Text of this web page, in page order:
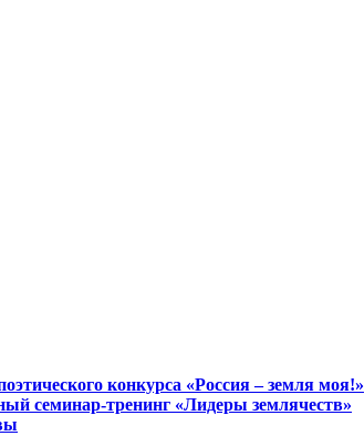
конкурса «Россия – земля моя!»
семинар-тренинг «Лидеры землячеств»